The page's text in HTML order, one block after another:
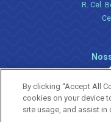
R. Cel.
By clicking “Accept All
cookies on your device
site usage, and assist